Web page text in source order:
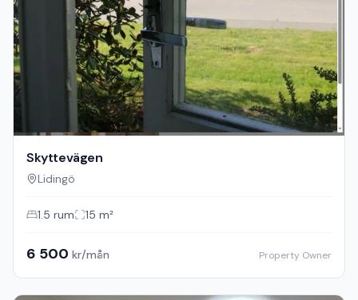
Skyttevägen
Lidingö
1.5 rum 15 m²
6 500 kr/mån Property Owner